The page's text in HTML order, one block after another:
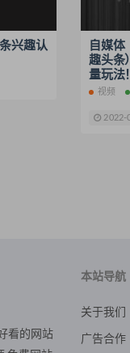
兴趣认
自媒体
趣头条
量玩法
视频
2022-
看的网站
本站导航
关于我们
广告合作